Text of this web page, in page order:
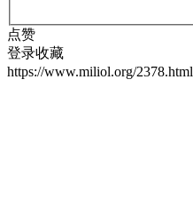
点赞
登录收藏
https://www.miliol.org/2378.html